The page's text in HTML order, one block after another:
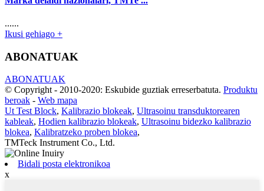
......
Ikusi gehiago +
ABONATUAK
ABONATUAK
© Copyright - 2010-2020: Eskubide guztiak erreserbatuta. Produktu
beroak - Web mapa
Ut Test Block, Kalibrazio blokeak, Ultrasoinu transduktorearen
kableak, Hodien kalibrazio blokeak, Ultrasoinu bidezko kalibrazio
blokea, Kalibratzeko proben blokea,
TMTeck Instrument Co., Ltd.
Bidali posta elektronikoa
x